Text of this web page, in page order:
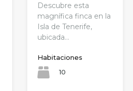
Descubre esta
magnífica finca en la
Isla de Tenerife,
ubicada…
Habitaciones
10